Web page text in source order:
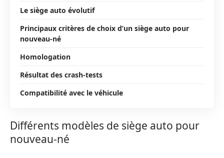
Le siège auto évolutif
Principaux critères de choix d’un siège auto pour
nouveau-né
Homologation
Résultat des crash-tests
Compatibilité avec le véhicule
Différents modèles de siège auto pour
nouveau-né